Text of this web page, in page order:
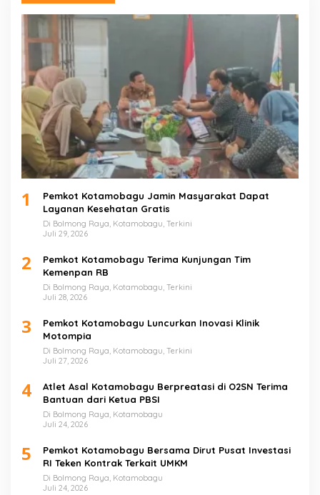
1
Pemkot Kotamobagu Jamin Masyarakat Dapat
Layanan Kesehatan Gratis
Di Bolmong Raya, Kotamobagu, Terkini
Juli 29, 2026
2
Pemkot Kotamobagu Terima Kunjungan Tim
Kemenpan RB
Di Bolmong Raya, Kotamobagu, Terkini
Juli 28, 2026
3
Pemkot Kotamobagu Luncurkan Inovasi Klinik
Motompia
Di Bolmong Raya, Kotamobagu, Terkini
Juli 27, 2026
4
Atlet Asal Kotamobagu Berpreatasi di O2SN Terima
Bantuan dari Ketua PBSI
Di Bolmong Raya, Kotamobagu
Juli 24, 2026
5
Pemkot Kotamobagu Bersama Dirut Pusat Investasi
RI Teken Kontrak Terkait UMKM
Di Bolmong Raya, Kotamobagu
Juli 24, 2026